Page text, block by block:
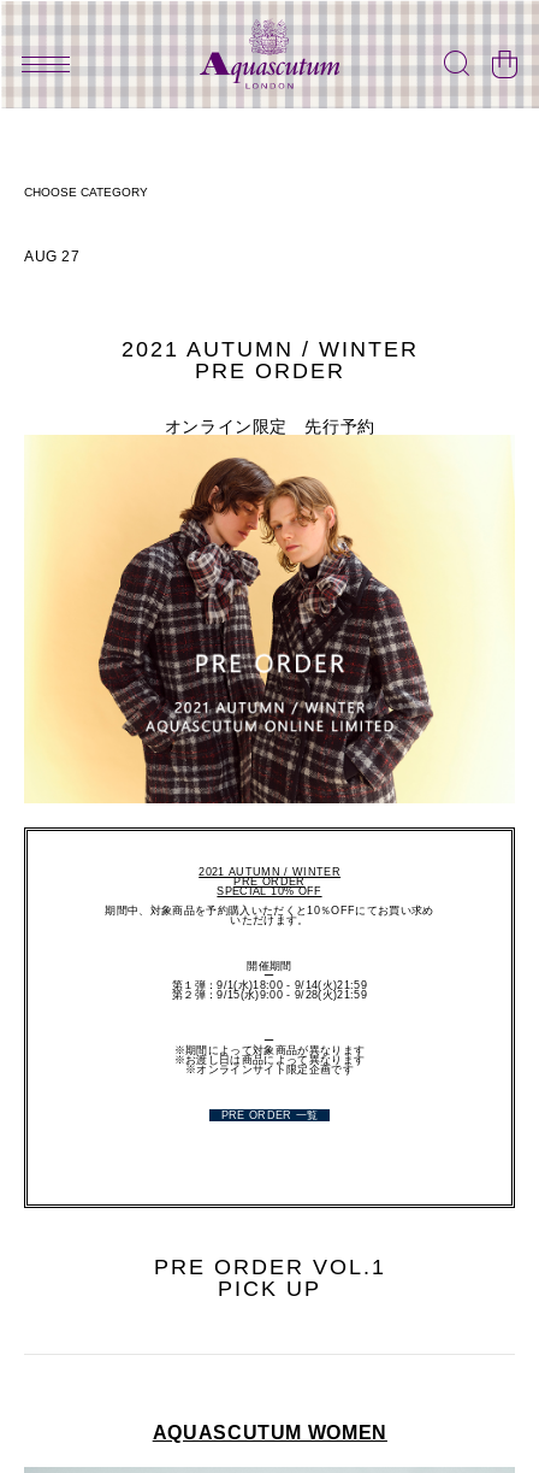
AUG 27
2021 AUTUMN / WINTER
PRE ORDER
オンライン限定 先行予約
2021 AUTUMN / WINTER
PRE ORDER
SPECIAL 10% OFF
期間中、対象商品を予約購入いただくと10％OFFにてお買い求め
いただけます。
開催期間
ー
第１弾：9/1(水)18:00 - 9/14(火)21:59
第２弾：9/15(水)9:00 - 9/28(火)21:59
ー
※期間によって対象商品が異なります
※お渡し日は商品によって異なります
※オンラインサイト限定企画です
PRE ORDER 一覧
PRE ORDER VOL.1
PICK UP
AQUASCUTUM WOMEN